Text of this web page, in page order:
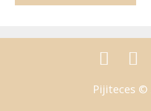
Pijiteces ©